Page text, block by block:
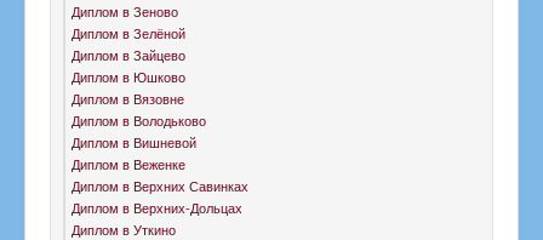
Диплом в Зеново
Диплом в Зелёной
Диплом в Зайцево
Диплом в Юшково
Диплом в Вязовне
Диплом в Володьково
Диплом в Вишневой
Диплом в Веженке
Диплом в Верхних Савинках
Диплом в Верхних-Дольцах
Диплом в Уткино